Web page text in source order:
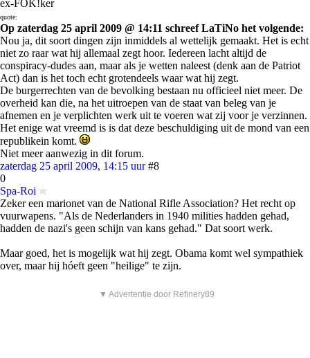
ex-FOK!ker
quote:
Op zaterdag 25 april 2009 @ 14:11 schreef LaTiNo het volgende:
Nou ja, dit soort dingen zijn inmiddels al wettelijk gemaakt. Het is echt
niet zo raar wat hij allemaal zegt hoor. Iedereen lacht altijd de
conspiracy-dudes aan, maar als je wetten naleest (denk aan de Patriot
Act) dan is het toch echt grotendeels waar wat hij zegt.
De burgerrechten van de bevolking bestaan nu officieel niet meer. De
overheid kan die, na het uitroepen van de staat van beleg van je
afnemen en je verplichten werk uit te voeren wat zij voor je verzinnen.
Het enige wat vreemd is is dat deze beschuldiging uit de mond van een
republikein komt.
Niet meer aanwezig in dit forum.
zaterdag 25 april 2009, 14:15 uur #8
0
Spa-Roi
Zeker een marionet van de National Rifle Association? Het recht op
vuurwapens. "Als de Nederlanders in 1940 milities hadden gehad,
hadden de nazi's geen schijn van kans gehad." Dat soort werk.
Maar goed, het is mogelijk wat hij zegt. Obama komt wel sympathiek
over, maar hij hóeft geen "heilige" te zijn.
▼ Advertentie door Refinery89